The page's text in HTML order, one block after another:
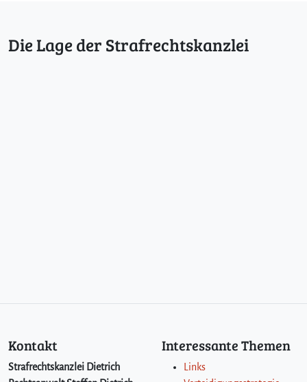
Die Lage der Strafrechtskanzlei
Kontakt
Strafrechtskanzlei Dietrich
Interessante Themen
Links